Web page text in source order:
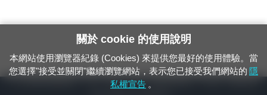
24小時緊急通報電話：1933（市話、手機，僅限發現軌道、平交道、橋樑及隧
關於 cookie 的使用說明
本網站使用瀏覽器紀錄 (Cookies) 來提供您最好的使用體驗。當
您選擇"接受並關閉"繼續瀏覽網站，表示您已接受我們網站的 隱
私權宣告 。